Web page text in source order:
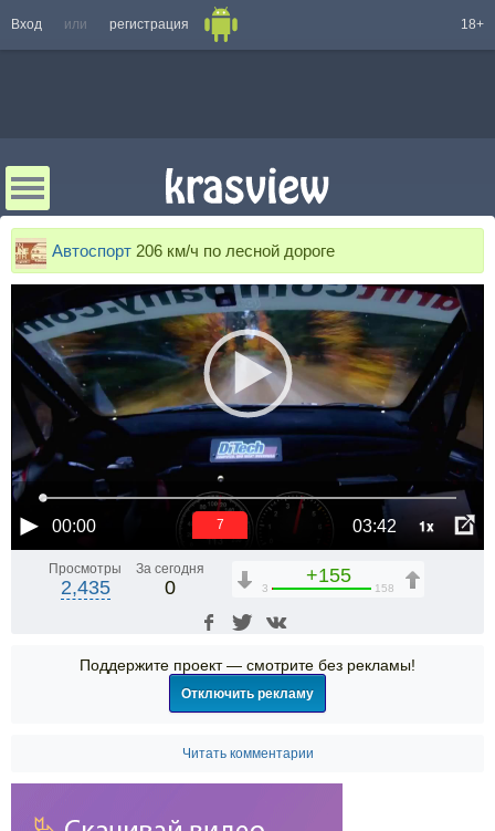
Вход или регистрация 18+
Автоспорт 206 км/ч по лесной дороге
00:00 03:42 1x
6
Просмотры
2,435
За сегодня
0
+155
3 158
Поддержите проект — смотрите без рекламы!
Отключить рекламу
Читать комментарии